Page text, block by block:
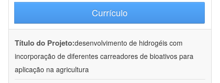
Currículo
Título do Projeto:desenvolvimento de hidrogéis com
incorporação de diferentes carreadores de bioativos para
aplicação na agricultura